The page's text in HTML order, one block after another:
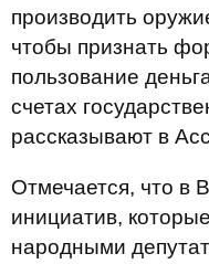
производить
чтобы признать
пользование
счетах
рассказывают в
Отмечается, что в
инициатив,
народными